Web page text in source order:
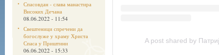
Спасовдан - слава манастира
Високих Дечана
08.06.2022 - 11:54
Свештеници спречени да
богослуже у храму Христа
Спаса у Приштини
06.06.2022 - 15:33
A post shared by